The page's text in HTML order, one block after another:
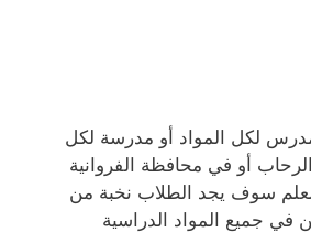
لكل المواد أو مدرسة لكل
أو في محافظة الفروانية
سوف يجد الطلاب نخبة من
في جميع المواد الدراسية